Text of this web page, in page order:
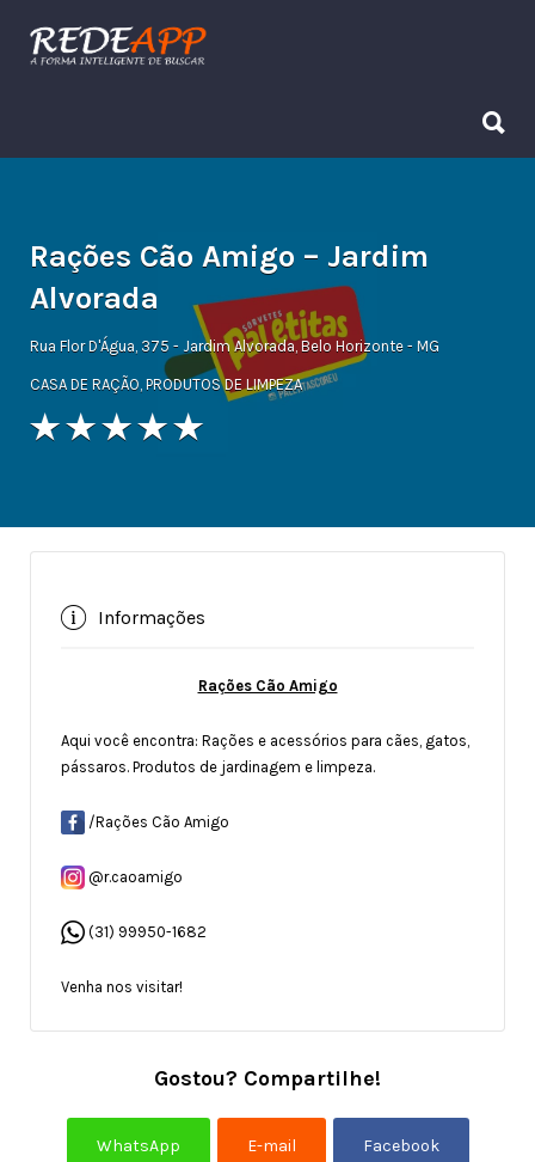
Procurar:
Rações Cão Amigo – Jardim
Alvorada
Rua Flor D'Água, 375 - Jardim Alvorada, Belo Horizonte - MG
CASA DE RAÇÃO, PRODUTOS DE LIMPEZA
Informações
Rações Cão Amigo
Aqui você encontra: Rações e acessórios para cães, gatos,
pássaros. Produtos de jardinagem e limpeza.
/Rações Cão Amigo
@r.caoamigo
(31) 99950-1682
Venha nos visitar!
Gostou? Compartilhe!